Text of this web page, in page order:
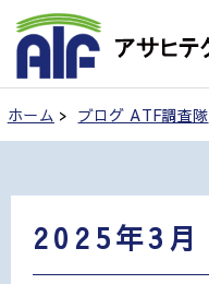
ホーム > ブログ ATF調査隊
2025年3月